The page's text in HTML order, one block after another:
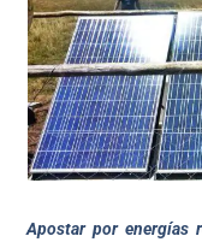
Apostar por energías